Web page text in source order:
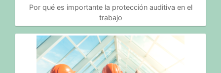
Por qué es importante la protección auditiva en el
trabajo